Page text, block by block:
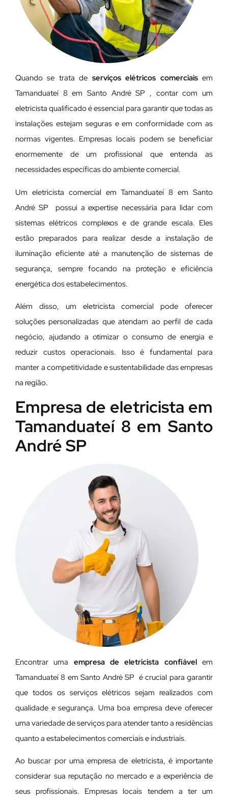
Quando se trata de serviços elétricos comerciaisem
Tamanduateí 8 em Santo André SP , contar com um
eletricista qualificado é essencial para garantir que todas as
instalações estejam seguras e em conformidade com as
normas vigentes. Empresas locais podem se beneficiar
enormemente de um profissional que entenda as
necessidades específicas do ambiente comercial.
Um eletricista comercial em Tamanduateí 8 em Santo
André SP possui a expertise necessária para lidar com
sistemas elétricos complexos e de grande escala. Eles
estão preparados para realizar desde a instalação de
iluminação eficiente até a manutenção de sistemas de
segurança, sempre focando na proteção e eficiência
energética dos estabelecimentos.
Além disso, um eletricista comercial pode oferecer
soluções personalizadas que atendam ao perfil de cada
negócio, ajudando a otimizar o consumo de energia e
reduzir custos operacionais. Isso é fundamental para
manter a competitividade e sustentabilidade das empresas
na região.
Empresa de eletricista em
Tamanduateí 8 em Santo
André SP
Encontrar uma empresa de eletricista confiávelem
Tamanduateí 8 em Santo André SP é crucial para garantir
que todos os serviços elétricos sejam realizados com
qualidade e segurança. Uma boa empresa deve oferecer
uma variedade de serviços para atender tanto a residências
quanto a estabelecimentos comerciais e industriais.
Ao buscar por uma empresa de eletricista, é importante
considerar sua reputação no mercado e a experiência de
seus profissionais. Empresas locais tendem a ter um